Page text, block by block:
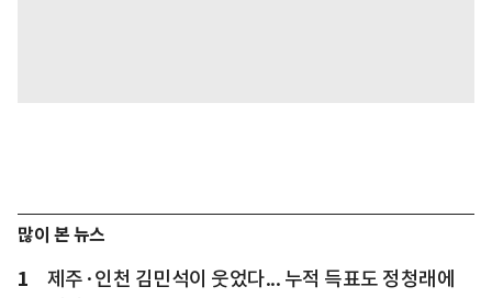
많이 본 뉴스
1
제주·인천 김민석이 웃었다... 누적 득표도 정청래에